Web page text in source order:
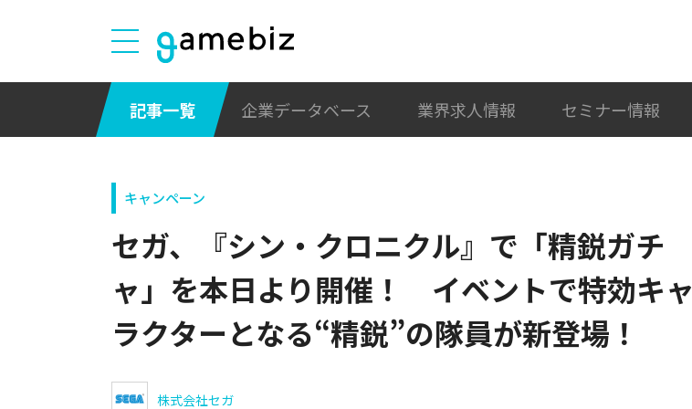
記事一覧 企業データベース 業界求人情報 セミナー情報
キャンペーン
セガ、『シン・クロニクル』で「精鋭ガチ
ャ」を本日より開催！ イベントで特効キャ
ラクターとなる“精鋭”の隊員が新登場！
株式会社セガ